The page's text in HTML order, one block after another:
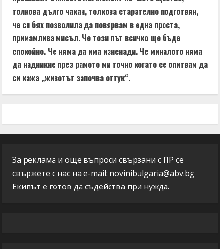
толкова дълго чакан, толкова старателно подготвян,
че си бях позволила да повярвам в една проста,
примамлива мисъл. Че този път всичко ще бъде
спокойно. Че няма да има изненади. Че миналото няма
да надникне през рамото ми точно когато се опитвам да
си кажа „животът започва оттук“.
За реклама и още въпроси свързани с ПР се
свържете с нас на e-mail: novinibulgaria@abv.bg
Екипът е готов да съдейства при нужда.